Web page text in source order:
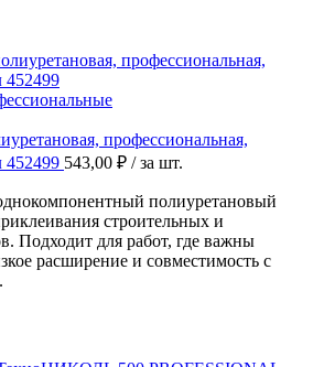
профессиональная,
452499 543,00 ₽ / за шт.
полиуретановый
строительных и
Подходит для работ, где важны
расширение и совместимость с